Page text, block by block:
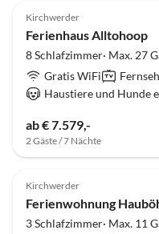
Kirchwerder
Ferienhaus Alltohoop
8 Schlafzimmer· Max. 27
Gratis WiFi
Haustiere und Hunde
ab € 7.579,-
2 Gäste / 7 Nächte
5.0 (2)
Kirchwerder
Ferienwohnung
3 Schlafzimmer· Max. 11